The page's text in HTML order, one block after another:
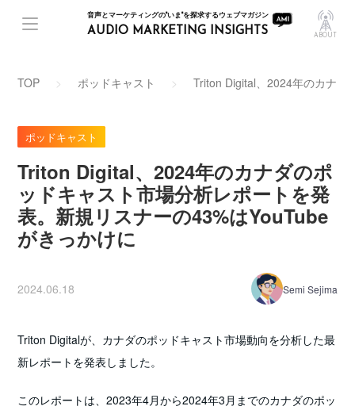
音声とマーケティングの"いま"を探求するウェブマガジン
AUDIO MARKETING INSIGHTS ABOUT
TOP ポッドキャスト Triton Digital、2024年のカナダ
ポッドキャスト
Triton Digital、2024年のカナダのポ
ッドキャスト市場分析レポートを発
表。新規リスナーの43%はYouTube
がきっかけに
2024.06.18 Semi Sejima
Triton Digitalが、カナダのポッドキャスト市場動向を分析した最
新レポートを発表しました。
このレポートは、2023年4月から2024年3月までのカナダのポッ